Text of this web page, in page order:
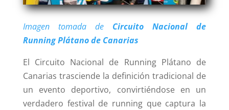
Imagen tomada de Circuito Nacional de
Running Plátano de Canarias
El Circuito Nacional de Running Plátano de
Canarias trasciende la definición tradicional de
un evento deportivo, convirtiéndose en un
verdadero festival de running que captura la